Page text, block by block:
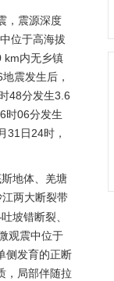
，震源深度
位于高海拔
km内无乡镇
震发生后，
48分发生3.6
时06分发生
31日24时，
地体、羌塘
两大断裂带
坡错断裂、
观震中位于
侧发育的正断
，局部伴随拉